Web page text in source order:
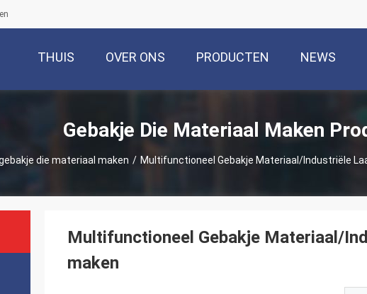
THUIS OVER ONS PRODUCTEN NEWS
Gebakje Die Materiaal Maken
die materiaal maken / Multifunctioneel Gebakje Materiaal/Industriële
Multifunctioneel Gebakje Materiaal/
maken